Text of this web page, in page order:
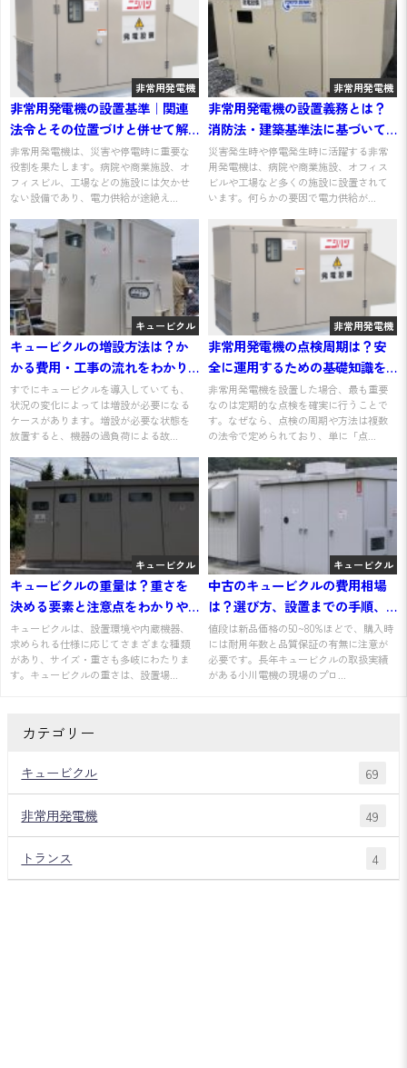
非常用発電機
非常用発電機の設置基準｜関連
法令とその位置づけと併せて解
説
非常用発電機は、災害や停電時に重要な
役割を果たします。病院や商業施設、オ
フィスビル、工場などの施設には欠かせ
ない設備であり、電力供給が途絶え...
非常用発電機
非常用発電機の設置義務とは？
消防法・建築基準法に基づいて
わかりやすく解説
災害発生時や停電発生時に活躍する非常
用発電機は、病院や商業施設、オフィス
ビルや工場など多くの施設に設置されて
います。何らかの要因で電力供給が...
キュービクル
キュービクルの増設方法は？か
かる費用・工事の流れをわかり
やすく解説
すでにキュービクルを導入していても、
状況の変化によっては増設が必要になる
ケースがあります。増設が必要な状態を
放置すると、機器の過負荷による故...
非常用発電機
非常用発電機の点検周期は？安
全に運用するための基礎知識を
わかりやすく解説
非常用発電機を設置した場合、最も重要
なのは定期的な点検を確実に行うことで
す。なぜなら、点検の周期や方法は複数
の法令で定められており、単に「点...
キュービクル
キュービクルの重量は？重さを
決める要素と注意点をわかりや
すく解説
キュービクルは、設置環境や内蔵機器、
求められる仕様に応じてさまざまな種類
があり、サイズ・重さも多岐にわたりま
す。キュービクルの重さは、設置場...
キュービクル
中古のキュービクルの費用相場
は？選び方、設置までの手順、
注意点をわかりやすく解説
値段は新品価格の50~80%ほどで、購入時
には耐用年数と品質保証の有無に注意が
必要です。長年キュービクルの取扱実績
がある小川電機の現場のプロ...
カテゴリー
キュービクル 69
非常用発電機 49
トランス 4